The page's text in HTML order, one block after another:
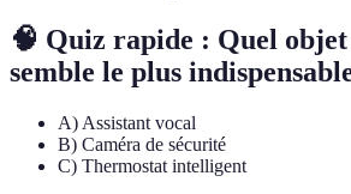
🧠 Quiz rapide : Quel objet
semble le plus
A) Assistant vocal
B) Caméra de sécurité
C) Thermostat intelligent